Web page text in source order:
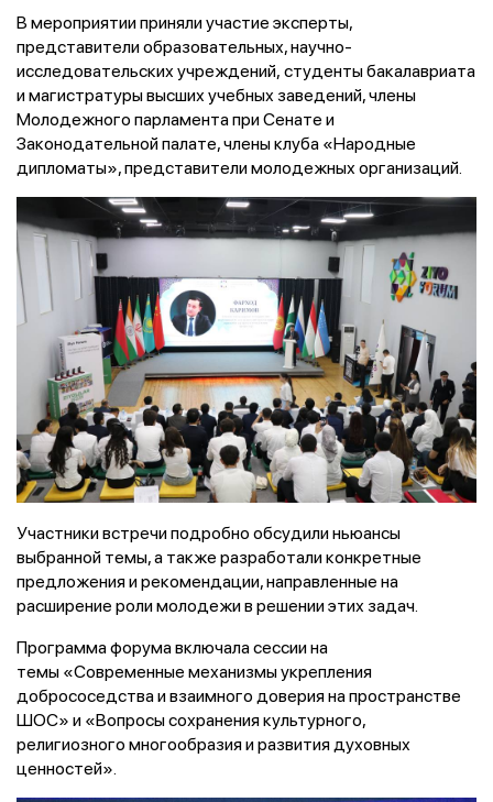
В мероприятии приняли участие эксперты,
представители образовательных, научно-
исследовательских учреждений, студенты бакалавриата
и магистратуры высших учебных заведений, члены
Молодежного парламента при Сенате и
Законодательной палате, члены клуба «Народные
дипломаты», представители молодежных организаций.
Участники встречи подробно обсудили ньюансы
выбранной темы, а также разработали конкретные
предложения и рекомендации, направленные на
расширение роли молодежи в решении этих задач.
Программа форума включала сессии на
темы «Современные механизмы укрепления
добрососедства и взаимного доверия на пространстве
ШОС» и «Вопросы сохранения культурного,
религиозного многообразия и развития духовных
ценностей».